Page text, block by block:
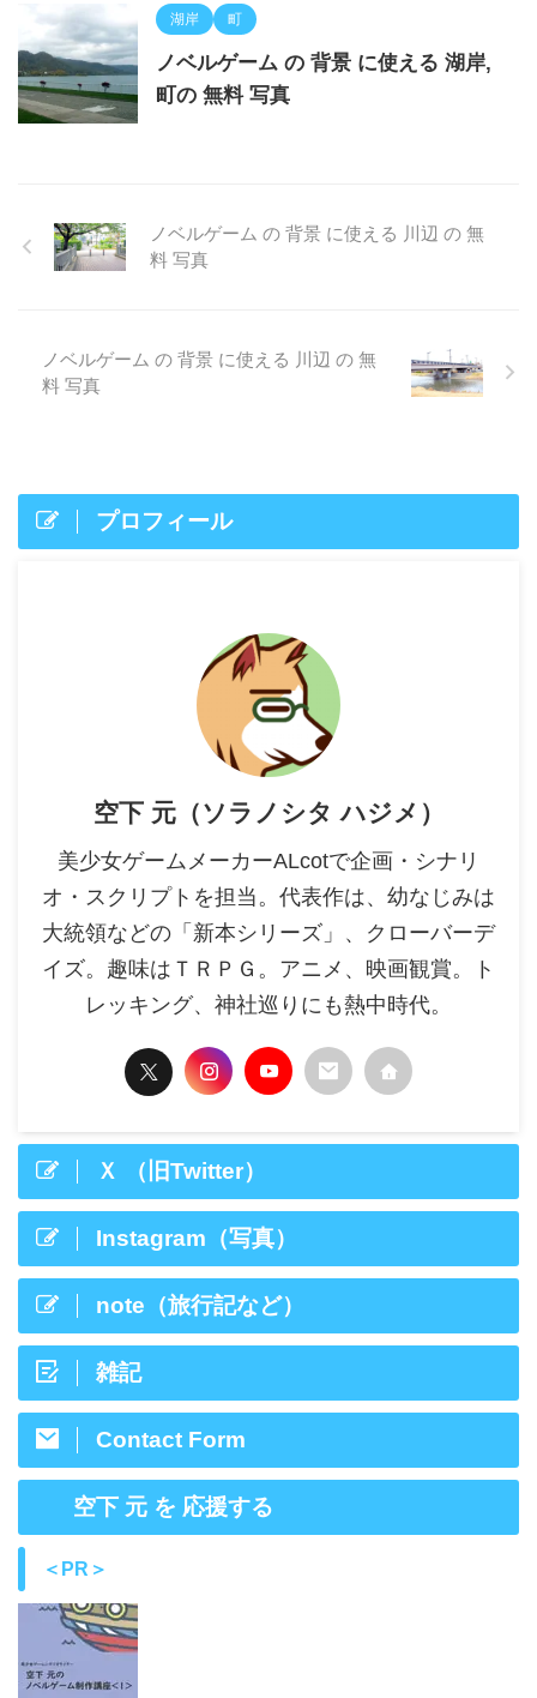
湖岸 町
ノベルゲーム の 背景 に使える 湖岸,
町の 無料 写真
ノベルゲーム の 背景 に使える 川辺 の 無
料 写真
ノベルゲーム の 背景 に使える 川辺 の 無
料 写真
プロフィール
空下 元（ソラノシタ ハジメ）
美少女ゲームメーカーALcotで企画・シナリ
オ・スクリプトを担当。代表作は、幼なじみは
大統領などの「新本シリーズ」、クローバーデ
イズ。趣味はＴＲＰＧ。アニメ、映画観賞。ト
レッキング、神社巡りにも熱中時代。
Ｘ （旧Twitter）
Instagram（写真）
note（旅行記など）
雑記
Contact Form
空下 元 を 応援する
＜PR＞